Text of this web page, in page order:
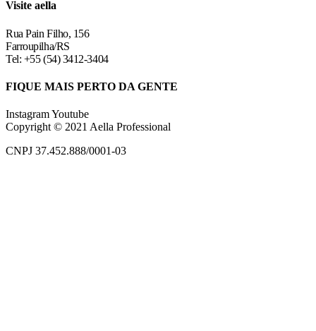
Visite aella
Rua Pain Filho, 156
Farroupilha/RS
Tel: +55 (54) 3412-3404
FIQUE MAIS PERTO DA GENTE
InstagramYoutube
Copyright © 2021 Aella Professional
CNPJ 37.452.888/0001-03